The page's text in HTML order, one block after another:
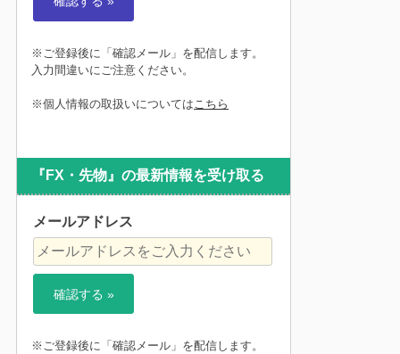
※ご登録後に「確認メール」を配信します。
入力間違いにご注意ください。
※個人情報の取扱いについては こちら
『FX・先物』の最新情報を受け取る
メールアドレス
※ご登録後に「確認メール」を配信します。